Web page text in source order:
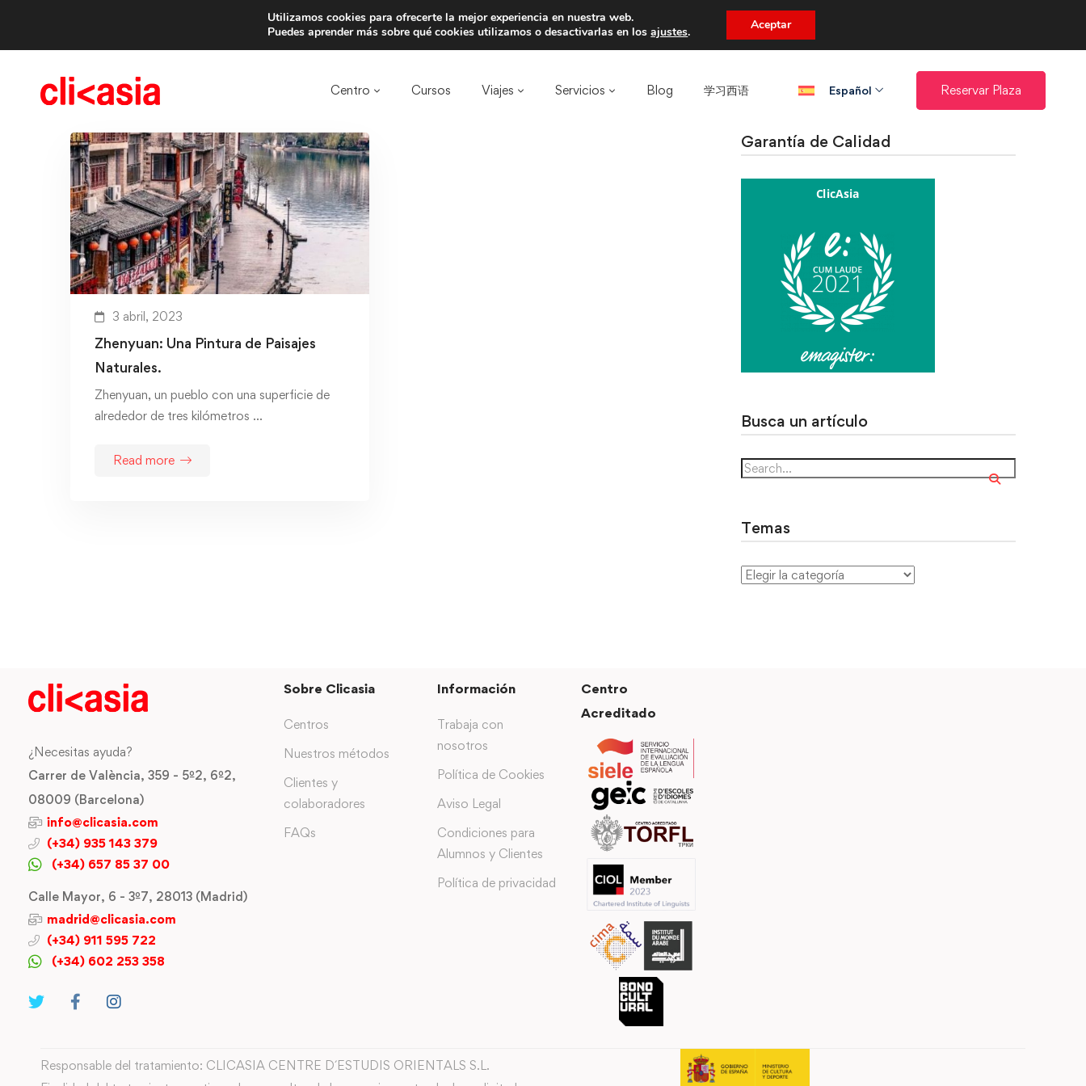
Trae a un amigo y llevaos un total de 75€ de descuento.
Centro Cursos Viajes Servicios Blog 学习西语​ Español Reservar Plaza
3 abril, 2023
Zhenyuan: Una Pintura de Paisajes
Naturales.
Zhenyuan, un pueblo con una superficie de
alrededor de tres kilómetros …
Read more
Garantía de Calidad
Busca un artículo
Temas
¿Necesitas ayuda?
Carrer de València, 359 - 5º2, 6º2,
08009 (Barcelona)
info@clicasia.com
(+34) 935 143 379
(+34) 657 85 37 00
Calle Mayor, 6 - 3º7, 28013 (Madrid)
madrid@clicasia.com
(+34) 911 595 722
(+34) 602 253 358
Sobre Clicasia
Centros
Nuestros métodos
Clientes y
colaboradores
FAQs
Información
Trabaja con
nosotros
Política de Cookies
Aviso Legal
Condiciones para
Alumnos y Clientes
Política de privacidad
Centro
Acreditado
Responsable del tratamiento: CLICASIA CENTRE D´ESTUDIS ORIENTALS S.L.
Utilizamos cookies para ofrecerte la mejor experiencia en nuestra web.
Puedes aprender más sobre qué cookies utilizamos o desactivarlas en losajustes. Aceptar